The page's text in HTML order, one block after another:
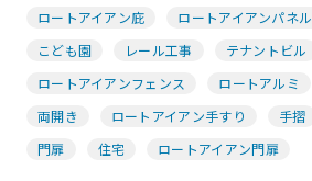
ロートアイアン庇
ロートアイアンパネル
こども園
レール工事
テナントビル
ロートアイアンフェンス
ロートアルミ
両開き
ロートアイアン手すり 手摺
門扉
住宅 ロートアイアン門扉